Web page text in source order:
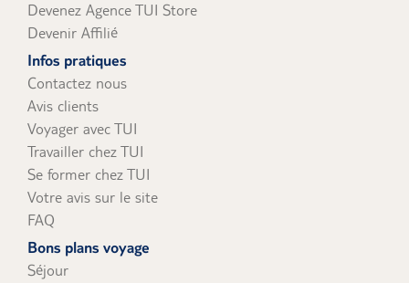
Devenez Agence TUI Store
Devenir Affilié
Infos pratiques
Contactez nous
Avis clients
Voyager avec TUI
Travailler chez TUI
Se former chez TUI
Votre avis sur le site
FAQ
Bons plans voyage
Séjour